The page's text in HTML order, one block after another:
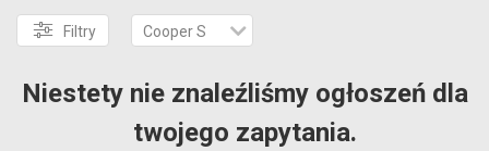
Filtry Cooper S
Niestety nie znaleźliśmy ogłoszeń dla
twojego zapytania.